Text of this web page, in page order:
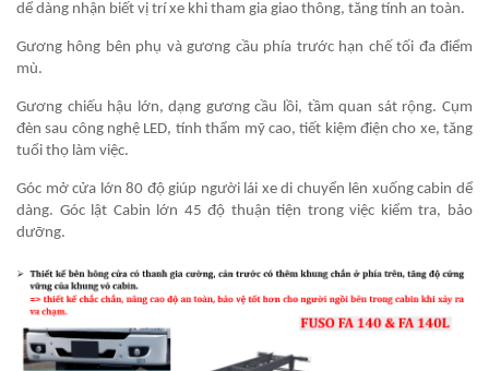
dể dàng nhận biết vị trí xe khi tham gia giao thông, tăng tính an toàn.
Gương hông bên phụ và gương cầu phía trước hạn chế tối đa điểm
mù.
Gương chiếu hậu lớn, dạng gương cầu lồi, tầm quan sát rộng. Cụm
đèn sau công nghệ LED, tính thẩm mỹ cao, tiết kiệm điện cho xe, tăng
tuổi thọ làm việc.
Góc mở cửa lớn 80 độ giúp người lái xe di chuyển lên xuống cabin dể
dàng. Góc lật Cabin lớn 45 độ thuận tiện trong việc kiểm tra, bảo
dưỡng.